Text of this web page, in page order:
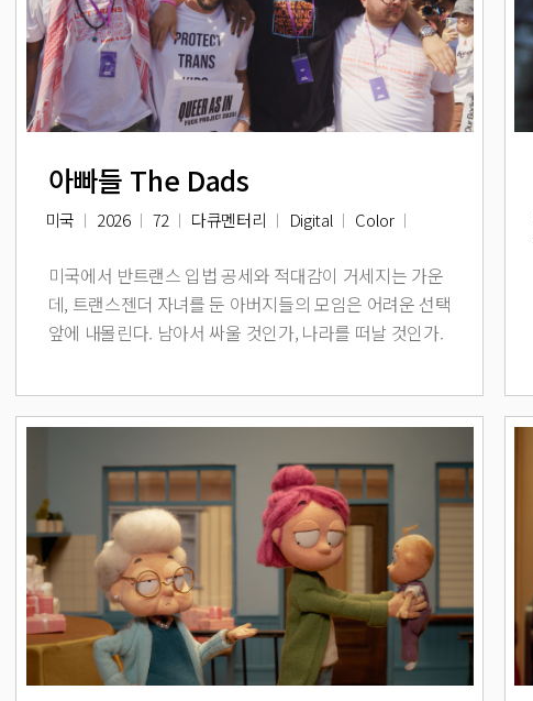
아빠들 The Dads
미국 2026 72 다큐멘터리 Digital Color
미국에서 반트랜스 입법 공세와 적대감이 거세지는 가운
데, 트랜스젠더 자녀를 둔 아버지들의 모임은 어려운 선택
앞에 내몰린다. 남아서 싸울 것인가, 나라를 떠날 것인가.